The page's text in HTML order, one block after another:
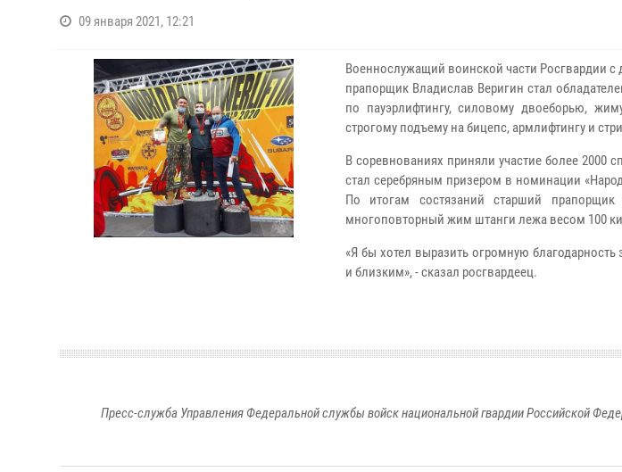
09 января 2021, 12:21
Военнослужащий воинской части Росгвардии
прапорщик Владислав Веригин стал
по пауэрлифтингу, силовому двоеборью,
строгому подъему на бицепс, армлифтингу и
В соревнованиях приняли участие более 2000
стал серебряным призером в номинации
По итогам состязаний старший
многоповторный жим штанги лежа весом 100
«Я бы хотел выразить огромную
и близким», - сказал росгвардеец.
Пресс-служба Управления Федеральной службы войск национальной гвардии Российской